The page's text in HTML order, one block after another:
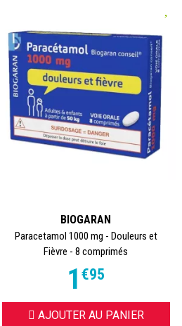
BIOGARAN
Paracetamol 1000 mg - Douleurs et
Fièvre - 8 comprimés
1 €95
AJOUTER AU PANIER